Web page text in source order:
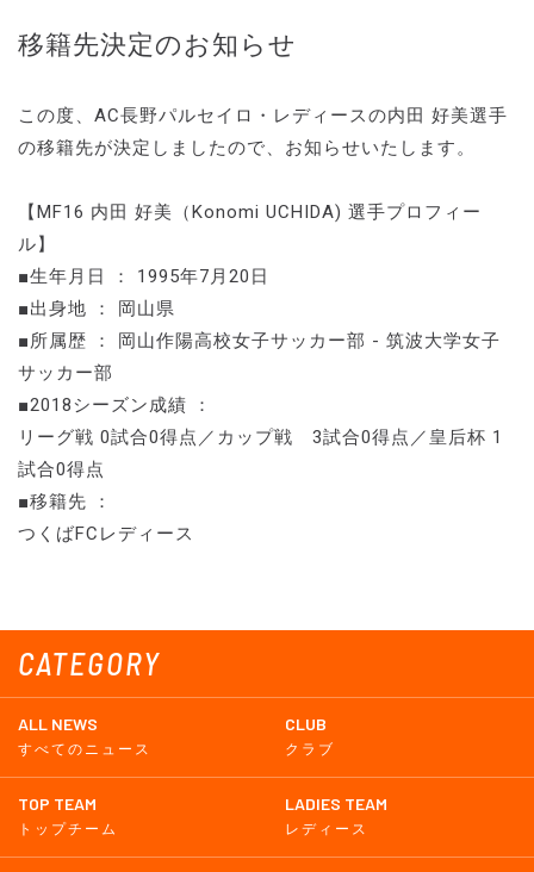
CATEGORY
ALL NEWS
すべてのニュース
CLUB
クラブ
TOP TEAM
トップチーム
LADIES TEAM
レディース
移籍先決定のお知らせ
この度、AC長野パルセイロ・レディースの内田 好美選手
の移籍先が決定しましたので、お知らせいたします。
【MF16 内田 好美（Konomi UCHIDA) 選手プロフィー
ル】
■生年月日 ： 1995年7月20日
■出身地 ： 岡山県
■所属歴 ： 岡山作陽高校女子サッカー部 - 筑波大学女子
サッカー部
■2018シーズン成績 ：
リーグ戦 0試合0得点／カップ戦 3試合0得点／皇后杯 1
試合0得点
■移籍先 ：
つくばFCレディース